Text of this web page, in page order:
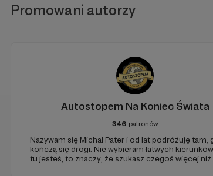
Promowani autorzy
Autostopem Na Koniec Świata
346 patronów
Nazywam się Michał Pater i od lat podróżuję tam,
kończą się drogi. Nie wybieram łatwych kierunków. Jeśli
tu jesteś, to znaczy, że szukasz czegoś więcej niż